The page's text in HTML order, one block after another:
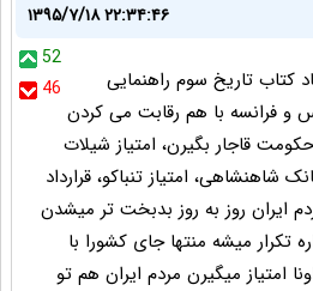
۱۳۹۵/۷/۱۸ ۲۲:۳۴:۴۶
52
46
کتاب تاریخ سوم راهنمایی
و فرانسه با هم رقابت می کردن
قاجار بگیرن، امتیاز شیلات
شاهنشاهی، امتیاز تنباکو، قرارداد
ایران روز به روز بدبخت تر میشدن
تکرار میشه منتها جای کشورا با
امتیاز میگیرن مردم ایران هم تو